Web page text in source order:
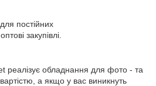
постійних
закупівлі.
реалізує обладнання для фото - та
а якщо у вас виникнуть